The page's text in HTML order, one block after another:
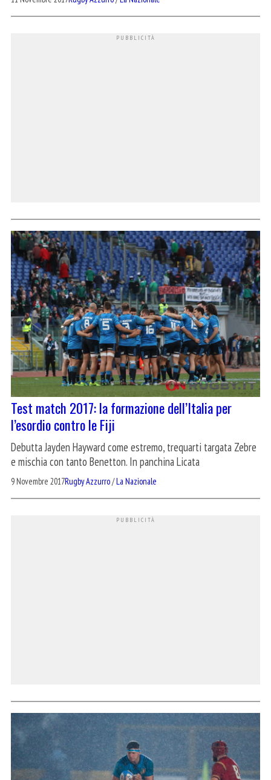
Test match 2017: la formazione dell’Italia per
l’esordio contro le Fiji
Debutta Jayden Hayward come estremo, trequarti targata Zebre
e mischia con tanto Benetton. In panchina Licata
9 Novembre 2017Rugby Azzurro/La Nazionale